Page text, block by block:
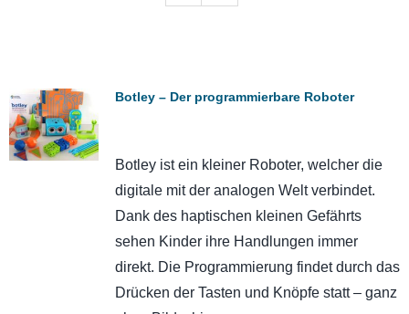
Botley – Der programmierbare Roboter
Botley ist ein kleiner Roboter, welcher die
digitale mit der analogen Welt verbindet.
Dank des haptischen kleinen Gefährts
sehen Kinder ihre Handlungen immer
direkt. Die Programmierung findet durch das
Drücken der Tasten und Knöpfe statt – ganz